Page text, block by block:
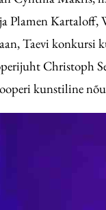
Plamen Kartaloff,
Taevi
Christoph
kunstiline